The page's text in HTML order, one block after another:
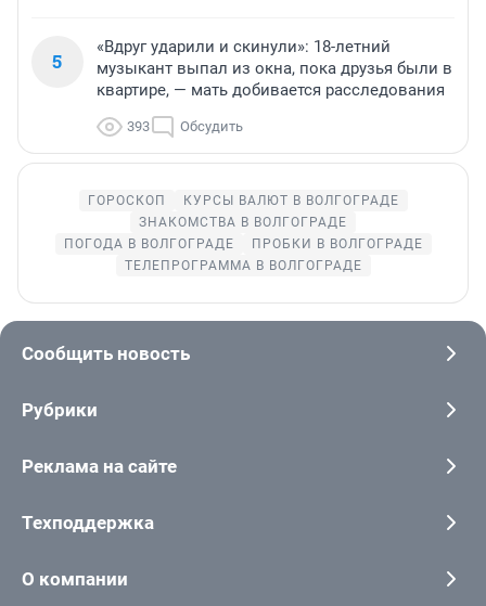
5
«Вдруг ударили и скинули»: 18-летний
музыкант выпал из окна, пока друзья были в
квартире, — мать добивается расследования
393 Обсудить
ГОРОСКОП
КУРСЫ ВАЛЮТ В ВОЛГОГРАДЕ
ЗНАКОМСТВА В ВОЛГОГРАДЕ
ПОГОДА В ВОЛГОГРАДЕ
ПРОБКИ В ВОЛГОГРАДЕ
ТЕЛЕПРОГРАММА В ВОЛГОГРАДЕ
Сообщить новость
Рубрики
Реклама на сайте
Техподдержка
О компании